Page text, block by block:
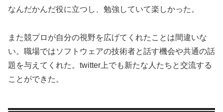
なんだかんだ役に立つし、勉強していて楽しかった。
また競プロが自分の視野を広げてくれたことは間違いな
い。職場ではソフトウェアの技術者と話す機会や共通の話
題を与えてくれた。twitter上でも新たな人たちと交流する
ことができた。